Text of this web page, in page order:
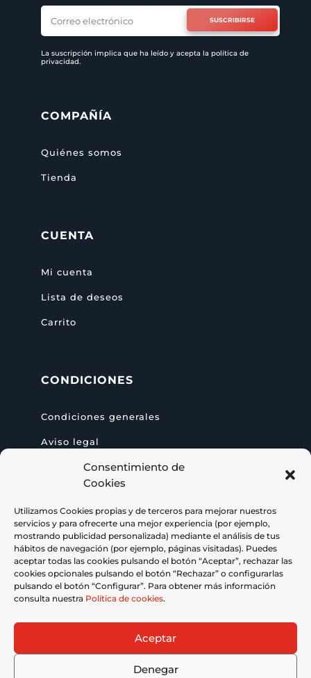
Consentimiento de
Cookies
Utilizamos Cookies propias y de terceros para mejorar nuestros
servicios y para ofrecerte una mejor experiencia (por ejemplo,
mostrando publicidad personalizada) mediante el análisis de tus
hábitos de navegación (por ejemplo, páginas visitadas). Puedes
aceptar todas las cookies pulsando el botón “Aceptar”, rechazar las
cookies opcionales pulsando el botón “Rechazar” o configurarlas
pulsando el botón “Configurar”. Para obtener más información
consulta nuestra Política de cookies.
Aceptar
Denegar
SUSCRIBIRSE
La suscripción implica que ha leído y acepta la política de
privacidad.
COMPAÑÍA
Quiénes somos
Tienda
CUENTA
Mi cuenta
Lista de deseos
Carrito
CONDICIONES
Condiciones generales
Aviso legal
Política de privacidad
Accesibilidad
CONTACTO
filomatic@filomatic.es